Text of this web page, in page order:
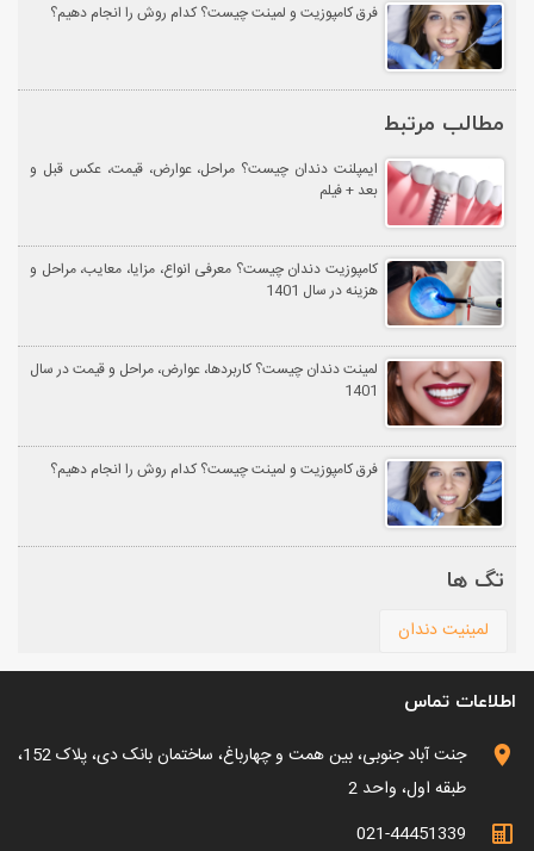
فرق کامپوزیت و لمینت چیست؟ کدام روش را انجام دهیم؟
مطالب مرتبط
ایمپلنت دندان چیست؟ مراحل، عوارض، قیمت، عکس قبل و
بعد + فیلم
کامپوزیت دندان چیست؟ معرفی انواع، مزایا، معایب، مراحل و
هزینه در سال 1401
لمینت دندان چیست؟ کاربردها، عوارض، مراحل و قیمت در سال
1401
فرق کامپوزیت و لمینت چیست؟ کدام روش را انجام دهیم؟
تگ ها
لمینیت دندان
اطلاعات تماس
جنت آباد جنوبی، بین همت و چهارباغ، ساختمان بانک دی، پلاک 152،
طبقه اول، واحد 2
021-44451339